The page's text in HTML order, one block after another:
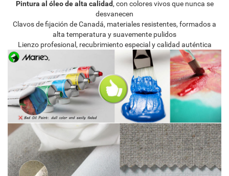
Pintura al óleo de alta calidad, con colores vivos que nunca se
desvanecen
Clavos de fijación de Canadá, materiales resistentes, formados a
alta temperatura y suavemente pulidos
Lienzo profesional, recubrimiento especial y calidad auténtica